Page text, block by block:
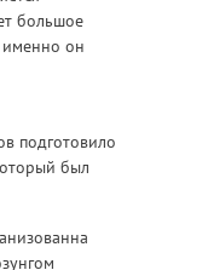
большое
именно он
подготовило
был